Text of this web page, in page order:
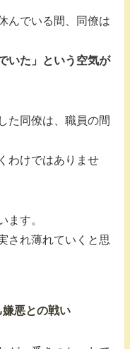
んでいる間、同僚は
いた」という空気が
た同僚は、職員の間
わけではありませ
ます。
され薄れていくと思
悪との戦い